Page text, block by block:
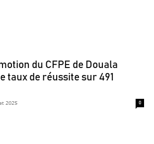
du CFPE de Douala
taux de réussite sur 491
2025 0